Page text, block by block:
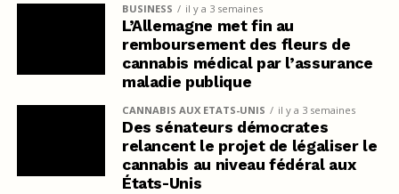
BUSINESS il y a 3 semaines
L’Allemagne met fin au
remboursement des fleurs de
cannabis médical par l’assurance
maladie publique
CANNABIS AUX ETATS-UNIS il y a 3 semaines
Des sénateurs démocrates
relancent le projet de légaliser le
cannabis au niveau fédéral aux
États-Unis